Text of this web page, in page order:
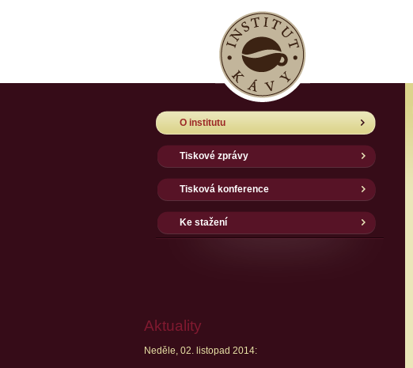
O institutu
Tiskové zprávy
Tisková konference
Ke stažení
Aktuality
Neděle, 02. listopad 2014: